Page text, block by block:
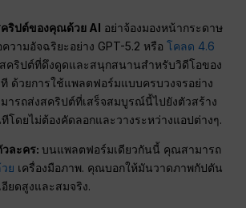
ริปต์ของคุณด้วย AI อย่าจ้องมองหน้ากระดาษ
ความอัจฉริยะอย่าง GPT-5.2 หรือโคลด 4.6
คริปต์ที่ดึงดูดและสนุกสนานสำหรับวิดีโอของ
ด้วยการใช้แพลตฟอร์มแบบครบวงจรอย่าง
ารถส่งสคริปต์ที่เสร็จสมบูรณ์นี้ไปยังตัวสร้าง
ดยไม่ต้องคัดลอกและวางระหว่างแอปต่างๆ.
วละคร:บนแพลตฟอร์มเดียวกันนี้ คุณสามารถ
ย เครื่องมือภาพ. คุณบอกให้มันวาดภาพกัปตัน
ยดสูงและสมจริง.